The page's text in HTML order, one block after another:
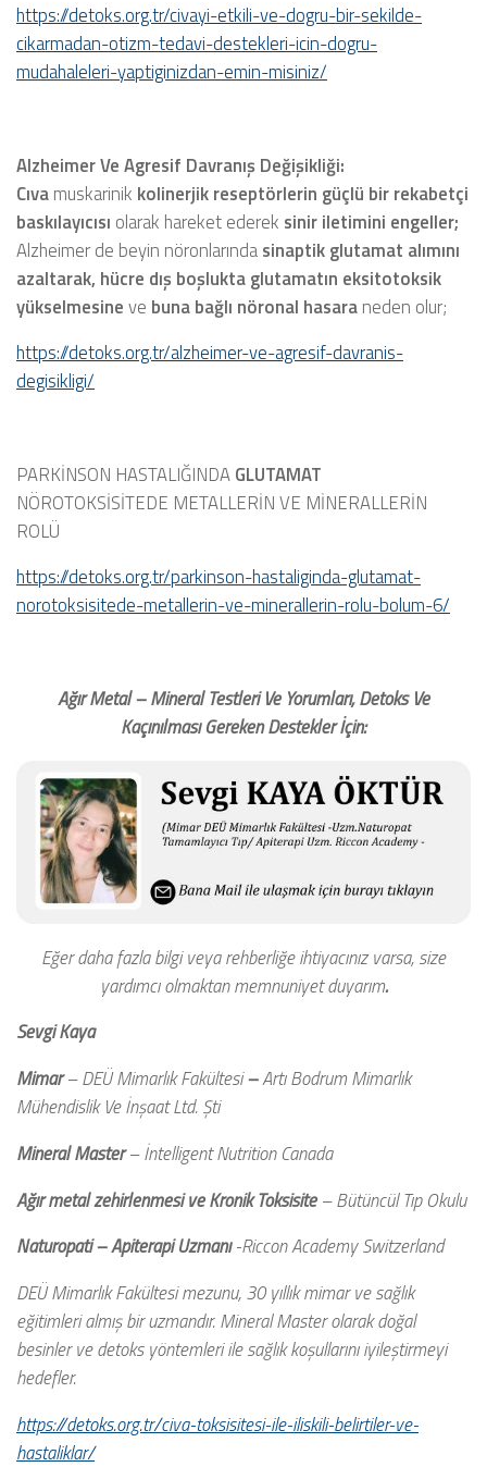
https://detoks.org.tr/civayi-etkili-ve-dogru-bir-sekilde-
cikarmadan-otizm-tedavi-destekleri-icin-dogru-
mudahaleleri-yaptiginizdan-emin-misiniz/
Alzheimer Ve Agresif Davranış Değişikliği:
Cıva muskarinik kolinerjik reseptörlerin güçlü bir rekabetçi
baskılayıcısı olarak hareket ederek sinir iletimini engeller;
Alzheimer de beyin nöronlarında sinaptik glutamat alımını
azaltarak, hücre dış boşlukta glutamatın eksitotoksik
yükselmesine ve buna bağlı nöronal hasara neden olur;
https://detoks.org.tr/alzheimer-ve-agresif-davranis-
degisikligi/
PARKİNSON HASTALIĞINDA GLUTAMAT
NÖROTOKSİSİTEDE METALLERİN VE MİNERALLERİN
ROLÜ
https://detoks.org.tr/parkinson-hastaliginda-glutamat-
norotoksisitede-metallerin-ve-minerallerin-rolu-bolum-6/
Ağır Metal – Mineral Testleri Ve Yorumları, Detoks Ve
Kaçınılması Gereken Destekler İçin:
Eğer daha fazla bilgi veya rehberliğe ihtiyacınız varsa, size
yardımcı olmaktan memnuniyet duyarım.
Sevgi Kaya
Mimar– DEÜ Mimarlık Fakültesi–Artı Bodrum Mimarlık
Mühendislik Ve İnşaat Ltd. Şti
Mineral Master– İntelligent Nutrition Canada
Ağır metal zehirlenmesi ve Kronik Toksisite– Bütüncül Tıp Okulu
Naturopati – Apiterapi Uzmanı-Riccon Academy Switzerland
DEÜ Mimarlık Fakültesi mezunu, 30 yıllık mimar ve sağlık
eğitimleri almış bir uzmandır. Mineral Master olarak doğal
besinler ve detoks yöntemleri ile sağlık koşullarını iyileştirmeyi
hedefler.
https://detoks.org.tr/civa-toksisitesi-ile-iliskili-belirtiler-ve-
hastaliklar/